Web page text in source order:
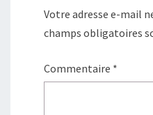
Votre adresse e-mail
champs obligatoires
Commentaire *